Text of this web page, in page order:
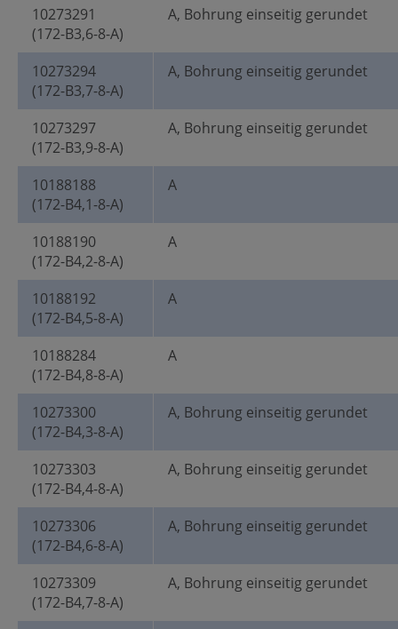
10273291
(172-B3,6-8-A)
A, Bohrung einseitig gerundet
10273294
(172-B3,7-8-A)
A, Bohrung einseitig gerundet
10273297
(172-B3,9-8-A)
A, Bohrung einseitig gerundet
10188188
(172-B4,1-8-A)
A
10188190
(172-B4,2-8-A)
A
10188192
(172-B4,5-8-A)
A
10188284
(172-B4,8-8-A)
A
10273300
(172-B4,3-8-A)
A, Bohrung einseitig gerundet
10273303
(172-B4,4-8-A)
A, Bohrung einseitig gerundet
10273306
(172-B4,6-8-A)
A, Bohrung einseitig gerundet
10273309
(172-B4,7-8-A)
A, Bohrung einseitig gerundet